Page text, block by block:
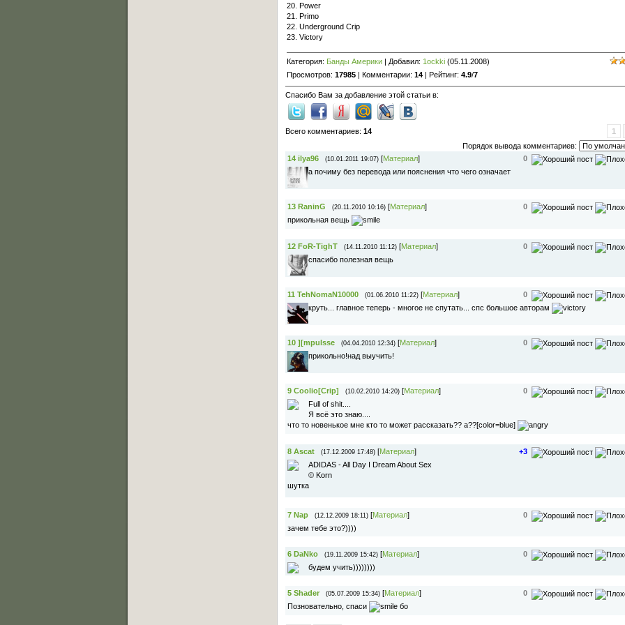
20. Power
21. Primo
22. Underground Crip
23. Victory
Категория: Банды Америки| Добавил: 1ockki(05.11.2008)
Просмотров: 17985| Комментарии: 14| Рейтинг: 4.9/7
Спасибо Вам за добавление этой статьи в:
Всего комментариев: 14
1
Порядок вывода комментариев:
0
14 ilya96 (10.01.2011 19:07)[Материал]
а почиму без перевода или пояснения что чего означает
0
13 RaninG (20.11.2010 10:16)[Материал]
прикольная вещь
0
12 FoR-TighT (14.11.2010 11:12)[Материал]
спасибо полезная вещь
0
11 TehNomaN10000 (01.06.2010 11:22)[Материал]
круть... главное теперь - многое не спутать... спс большое авторам
0
10 ][mpulsse (04.04.2010 12:34)[Материал]
прикольно!над выучить!
0
9 Coolio[Crip] (10.02.2010 14:20)[Материал]
Full of shit....
Я всё это знаю....
что то новенькое мне кто то может рассказать?? а??[color=blue]
+3
8 Ascat (17.12.2009 17:48)[Материал]
ADIDAS - All Day I Dream About Sex
© Korn
шутка
0
7 Nap (12.12.2009 18:11)[Материал]
зачем тебе это?))))
0
6 DaNko (19.11.2009 15:42)[Материал]
будем учить))))))))
0
5 Shader (05.07.2009 15:34)[Материал]
Позновательно, спаси
бо